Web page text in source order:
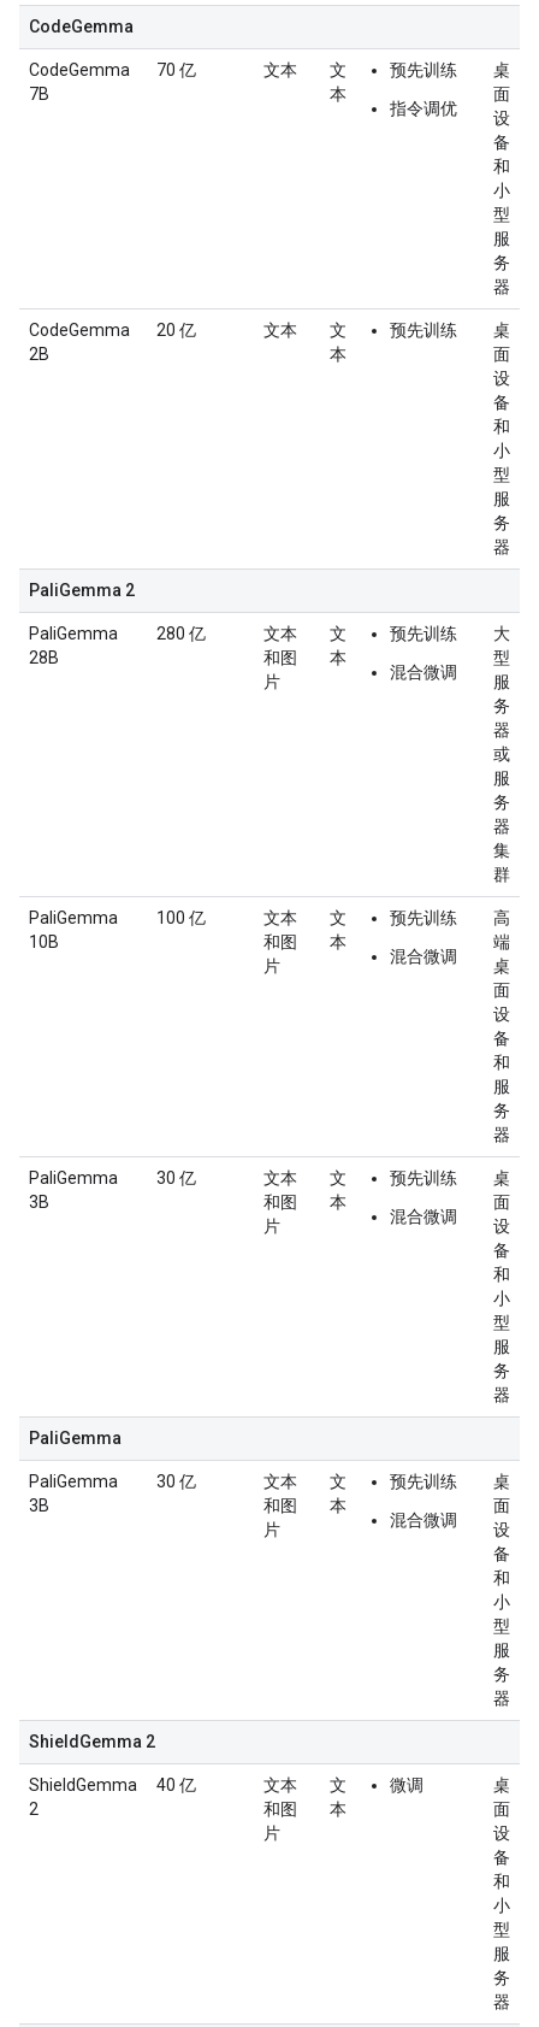
CodeGemma
CodeGemma
7B
70 亿 文本
文
本
预先训练
指令调优
桌
面
设
备
和
小
型
服
务
器
CodeGemma
2B
20 亿 文本
文
本
预先训练
桌
面
设
备
和
小
型
服
务
器
PaliGemma 2
PaliGemma
28B
280 亿
文本
和图
片
文
本
预先训练
混合微调
大
型
服
务
器
或
服
务
器
集
群
PaliGemma
10B
100 亿
文本
和图
片
文
本
预先训练
混合微调
高
端
桌
面
设
备
和
服
务
器
PaliGemma
3B
30 亿
文本
和图
片
文
本
预先训练
混合微调
桌
面
设
备
和
小
型
服
务
器
PaliGemma
PaliGemma
3B
30 亿
文本
和图
片
文
本
预先训练
混合微调
桌
面
设
备
和
小
型
服
务
器
ShieldGemma 2
ShieldGemma
2
40 亿
文本
和图
片
文
本
微调
桌
面
设
备
和
小
型
服
务
器